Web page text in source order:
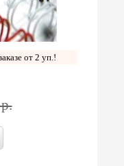
от 2 уп.!